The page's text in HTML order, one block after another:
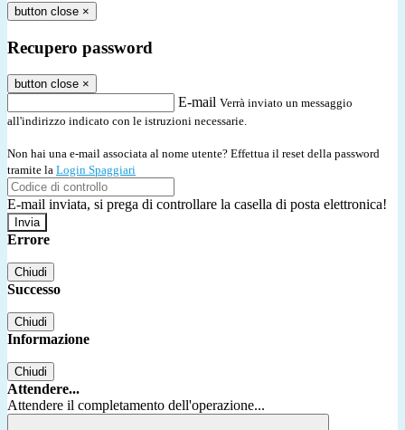
button close ×
Recupero password
button close ×
E-mail Verrà inviato un messaggio
all'indirizzo indicato con le istruzioni necessarie.
Non hai una e-mail associata al nome utente? Effettua il reset della password
tramite la Login Spaggiari
E-mail inviata, si prega di controllare la casella di posta elettronica!
Errore
Chiudi
Successo
Chiudi
Informazione
Chiudi
Attendere...
Attendere il completamento dell'operazione...